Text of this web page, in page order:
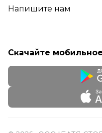
Напишите нам
Скачайте